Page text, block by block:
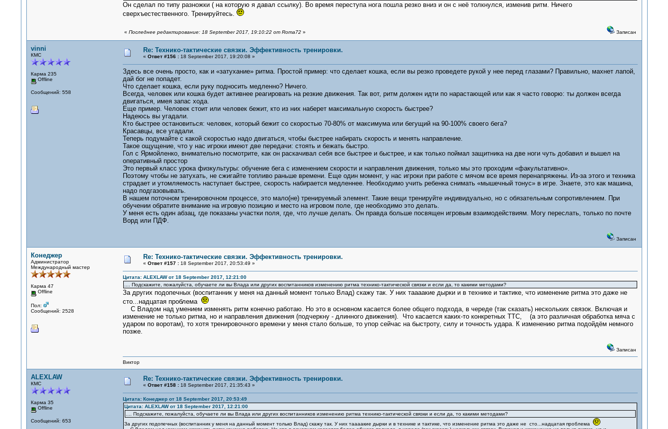
Он сделал по типу разножки ( на которую я давал ссылку). Во время переступа нога пошла резко вниз и он с неё толкнулся, изменив ритм. Ничего
сверхъестественного. Тренируйтесь.
« Последнее редактирование: 18 September 2017, 19:10:22 от Roma72» Записан
vinni
КМС
Карма 235
Offline
Сообщений: 558
Re: Технико-тактические связки. Эффективность тренировки.
« Ответ #156 :18 September 2017, 19:20:08 »
Здесь все очень просто, как и «затухание» ритма. Простой пример: что сделает кошка, если вы резко проведете рукой у нее перед глазами? Правильно, махнет лапой,
дай бог не попадет.
Что сделает кошка, если руку подносить медленно? Ничего.
Всегда, человек или кошка будет активнее реагировать на резкие движения. Так вот, ритм должен идти по нарастающей или как я часто говорю: ты должен всегда
двигаться, имея запас хода.
Еще пример. Человек стоит или человек бежит, кто из них наберет максимальную скорость быстрее?
Надеюсь вы угадали.
Кто быстрее остановиться: человек, который бежит со скоростью 70-80% от максимума или бегущий на 90-100% своего бега?
Красавцы, все угадали.
Теперь подумайте с какой скоростью надо двигаться, чтобы быстрее набирать скорость и менять направление.
Такое ощущение, что у нас игроки имеют две передачи: стоять и бежать быстро.
Гол с Ярмойленко, внимательно посмотрите, как он раскачивал себя все быстрее и быстрее, и как только поймал защитника на две ноги чуть добавил и вышел на
оперативный простор
Это первый класс урока физкультуры: обучение бега с изменением скорости и направления движения, только мы это проходим «факультативно».
Поэтому чтобы не затухать, не сжигайте топливо раньше времени. Еще один момент, у нас игроки при работе с мячом все время перенапряжены. Из-за этого и техника
страдает и утомляемость наступает быстрее, скорость набирается медленнее. Необходимо учить ребенка снимать «мышечный тонус» в игре. Знаете, это как машина,
надо подгазовывать.
В нашем поточном тренировочном процессе, это мало(не) тренируемый элемент. Такие вещи тренируйте индивидуально, но с обязательным сопротивлением. При
обучении обратите внимание на игровую позицию и место на игровом поле, где необходимо это делать.
У меня есть один абзац, где показаны участки поля, где, что лучше делать. Он правда больше посвящен игровым взаимодействиям. Могу переслать, только по почте
Ворд или ПДФ.
Записан
Конеджер
Администратор
Международный мастер
Карма 47
Offline
Пол:
Сообщений: 2528
Re: Технико-тактические связки. Эффективность тренировки.
« Ответ #157 :18 September 2017, 20:53:49 »
Цитата: ALEXLAW от 18 September 2017, 12:21:00
.... Подскажите, пожалуйста, обучаете ли вы Влада или других воспитанников изменению ритма технико-тактической связки и если да, то какими методами?
За других подопечных (воспитанник у меня на данный момент только Влад) скажу так. У них таааакие дырки и в технике и тактике, что изменение ритма это даже не
сто...надцатая проблема
С Владом над умением изменять ритм конечно работаю. Но это в основном касается более общего подхода, в череде (так сказать) нескольких связок. Включая и
изменение не только ритма, но и направления движения (подчеркну - длинного движения). Что касается каких-то конкретных ТТС, (а это различная обработка мяча с
ударом по воротам), то хотя тренировочного времени у меня стало больше, то упор сейчас на быстроту, силу и точность удара. К изменению ритма подойдём немного
позже.
Записан
Виктор
ALEXLAW
КМС
Карма 35
Offline
Сообщений: 653
Re: Технико-тактические связки. Эффективность тренировки.
« Ответ #158 :18 September 2017, 21:35:43 »
Цитата: Конеджер от 18 September 2017, 20:53:49
Цитата: ALEXLAW от 18 September 2017, 12:21:00
.... Подскажите, пожалуйста, обучаете ли вы Влада или других воспитанников изменению ритма технико-тактической связки и если да, то какими методами?
За других подопечных (воспитанник у меня на данный момент только Влад) скажу так. У них таааакие дырки и в технике и тактике, что изменение ритма это даже не сто...надцатая проблема